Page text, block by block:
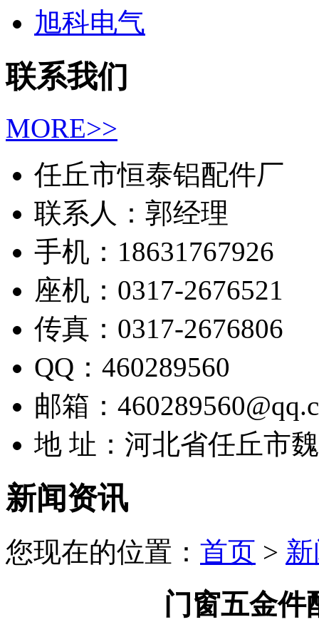
旭科电气
联系我们
MORE>>
任丘市恒泰铝配件厂
联系人：郭经理
手机：18631767926
座机：0317-2676521
传真：0317-2676806
QQ：460289560
邮箱：
地 址：河北省任丘市
新闻资讯
您现在的位置： 首页 >
门窗五金件